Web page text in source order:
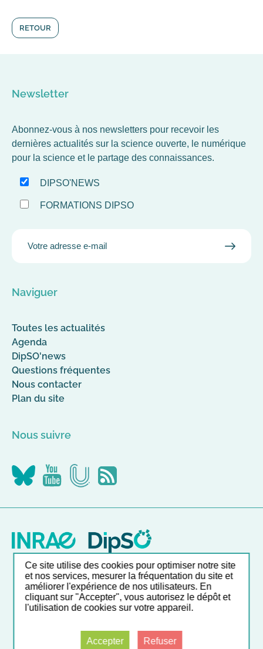
RETOUR
Newsletter
Abonnez-vous à nos newsletters pour recevoir les
dernières actualités sur la science ouverte, le numérique
pour la science et le partage des connaissances.
DIPSO'NEWS
FORMATIONS DIPSO
Naviguer
Toutes les actualités
Agenda
DipSO'news
Questions fréquentes
Nous contacter
Plan du site
Nous suivre
Nous
suivre
Nous
suivre
Nous
suivre
Flus
RSS
Nos autres sites
Liste et accès direct à nos outils en ligne
Mentions légalesCGUDonnées personnelles
Ce site utilise des cookies pour optimiser notre site
et nos services, mesurer la fréquentation du site et
améliorer l'expérience de nos utilisateurs. En
cliquant sur "Accepter", vous autorisez le dépôt et
l'utilisation de cookies sur votre appareil.
Accepter Refuser